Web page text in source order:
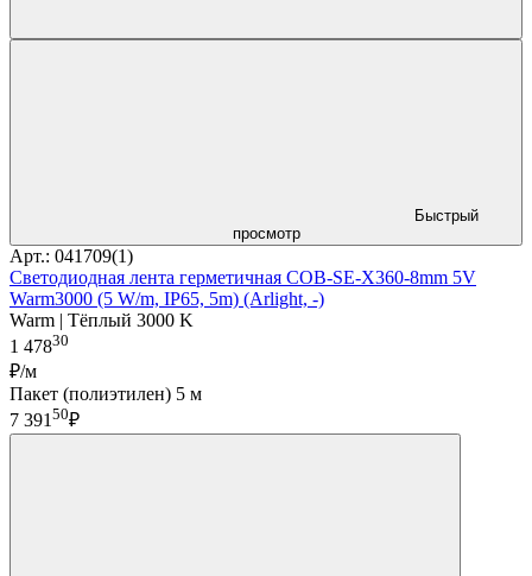
Быстрый
просмотр
Арт.: 041709(1)
Светодиодная лента герметичная COB-SE-X360-8mm 5V
Warm3000 (5 W/m, IP65, 5m) (Arlight, -)
Warm | Тёплый 3000 K
1 47830
₽/м
Пакет (полиэтилен) 5 м
7 39150₽